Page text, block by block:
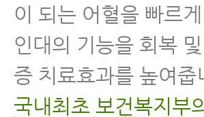
이 되는 어혈을 빠르
인대의 기능을 회복
증 치료효과를 높여줍
국내최초 보건복지부